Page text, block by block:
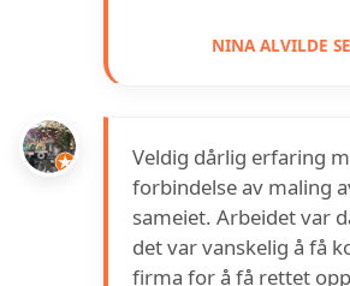
NINA ALVILDE
Veldig dårlig erfaring
forbindelse av maling
sameiet. Arbeidet var
det var vanskelig å få
firma for å få rettet